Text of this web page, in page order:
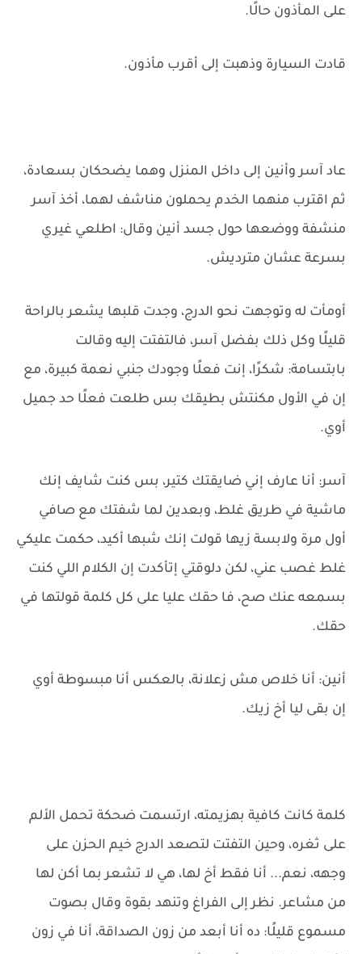
على المأذون حالًا.
قادت السيارة وذهبت إلى أقرب مأذون.
عاد آسر وأنين إلى داخل المنزل وهما يضحكان بسعادة،
ثم اقترب منهما الخدم يحملون مناشف لهما، أخذ آسر
منشفة ووضعها حول جسد أنين وقال: اطلعي غيري
بسرعة عشان مترديش.
أومأت له وتوجهت نحو الدرج، وجدت قلبها يشعر بالراحة
قليلًا وكل ذلك بفضل آسر، فالتفتت إليه وقالت
بابتسامة: شكرًا، إنت فعلًا وجودك جنبي نعمة كبيرة، مع
إن في الأول مكنتش بطيقك بس طلعت فعلًا حد جميل
أوي.
آسر: أنا عارف إني ضايقتك كتير، بس كنت شايف إنك
ماشية في طريق غلط، وبعدين لما شفتك مع صافي
أول مرة ولابسة زيها قولت إنك شبها أكيد، حكمت عليكي
غلط غصب عني، لكن دلوقتي إتأكدت إن الكلام اللي كنت
بسمعه عنك صح، فا حقك عليا على كل كلمة قولتها في
حقك.
أنين: أنا خلاص مش زعلانة، بالعكس أنا مبسوطة أوي
إن بقى ليا أخ زيك.
كلمة كانت كافية بهزيمته، ارتسمت ضحكة تحمل الألم
على ثغره، وحين التفتت لتصعد الدرج خيم الحزن على
وجهه، نعم... أنا فقط أخ لها، هي لا تشعر بما أكن لها
من مشاعر. نظر إلى الفراغ وتنهد بقوة وقال بصوت
مسموع قليلًا: ده أنا أبعد من زون الصداقة، أنا في زون